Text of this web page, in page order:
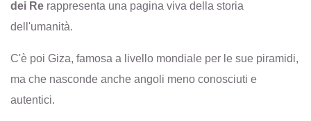
dei Re rappresenta una pagina viva della storia
dell'umanità.
C'è poi Giza, famosa a livello mondiale per le sue piramidi,
ma che nasconde anche angoli meno conosciuti e
autentici.